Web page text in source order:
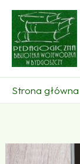
Przejdź
treści
Strona główna